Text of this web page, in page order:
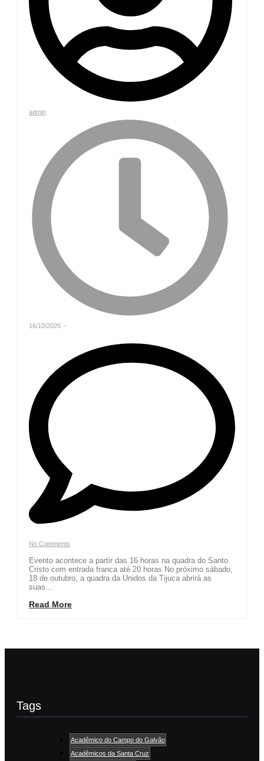
admin
16/10/2025 -
No Comments
Evento acontece a partir das 16 horas na quadra do Santo
Cristo com entrada franca até 20 horas No próximo sábado,
18 de outubro, a quadra da Unidos da Tijuca abrirá as
suas...
Read More
Tags
Acadêmico do Campo do Galvão
Acadêmicos da Santa Cruz